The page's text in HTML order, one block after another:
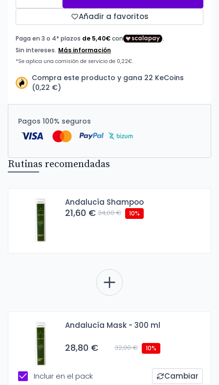
Añadir a favoritos
Compra este producto y gana 22 KeCoins
(0,22 €)
Pagos 100% seguros
Rutinas recomendadas
Andalucía Shampoo
21,60 € 24,00 € 10%
Andalucía Mask - 300 ml
28,80 € 32,00 € 10%
Incluir en el pack Cambiar